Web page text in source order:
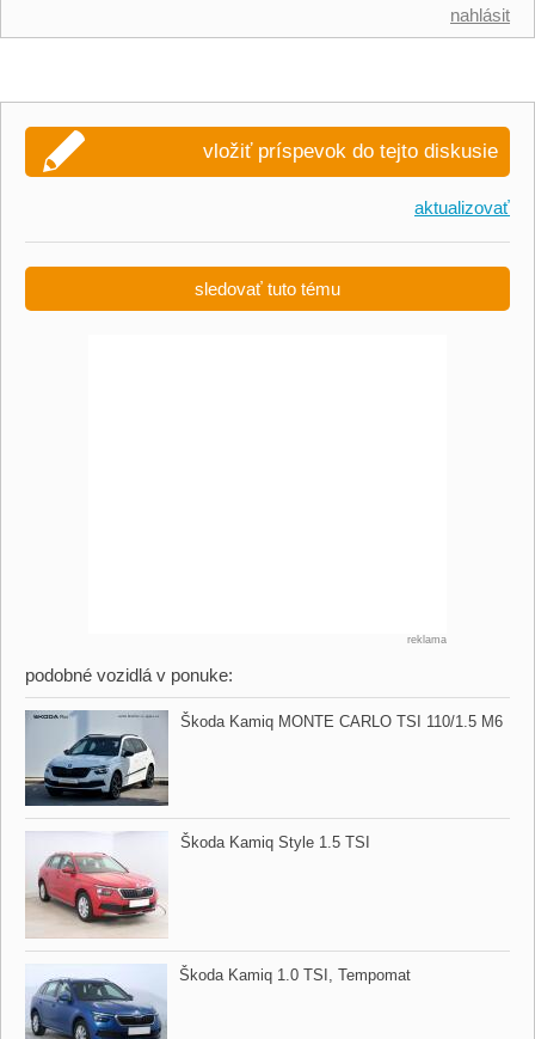
nahlásit
vložiť príspevok do tejto diskusie
aktualizovať
sledovať tuto tému
reklama
podobné vozidlá v ponuke:
Škoda Kamiq MONTE CARLO TSI 110/1.5 M6
Škoda Kamiq Style 1.5 TSI
Škoda Kamiq 1.0 TSI,​ Tempomat